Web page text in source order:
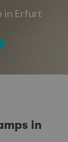
in Erfurt
in